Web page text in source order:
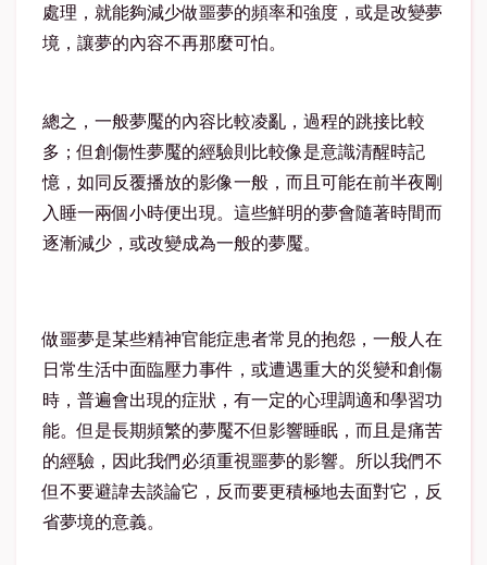
處理，就能夠減少做噩夢的頻率和強度，或是改變夢
境，讓夢的內容不再那麼可怕。
總之，一般夢魘的內容比較凌亂，過程的跳接比較
多；但創傷性夢魘的經驗則比較像是意識清醒時記
憶，如同反覆播放的影像一般，而且可能在前半夜剛
入睡一兩個小時便出現。這些鮮明的夢會隨著時間而
逐漸減少，或改變成為一般的夢魘。
做噩夢是某些精神官能症患者常見的抱怨，一般人在
日常生活中面臨壓力事件，或遭遇重大的災變和創傷
時，普遍會出現的症狀，有一定的心理調適和學習功
能。但是長期頻繁的夢魘不但影響睡眠，而且是痛苦
的經驗，因此我們必須重視噩夢的影響。所以我們不
但不要避諱去談論它，反而要更積極地去面對它，反
省夢境的意義。